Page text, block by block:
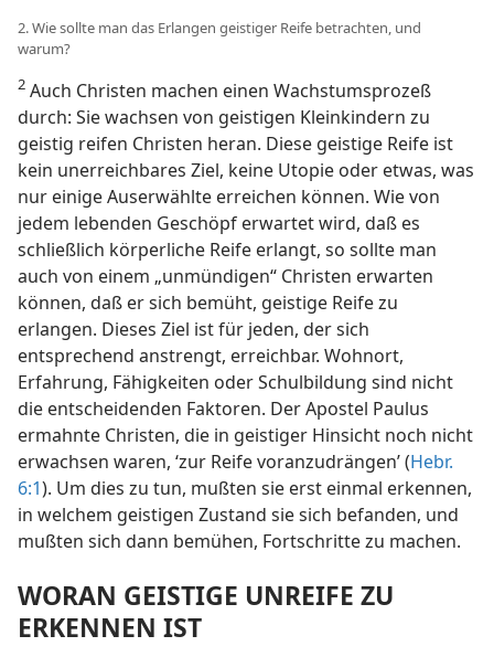
2. Wie sollte man das Erlangen geistiger Reife betrachten, und
warum?
2 Auch Christen machen einen Wachstumsprozeß
durch: Sie wachsen von geistigen Kleinkindern zu
geistig reifen Christen heran. Diese geistige Reife ist
kein unerreichbares Ziel, keine Utopie oder etwas, was
nur einige Auserwählte erreichen können. Wie von
jedem lebenden Geschöpf erwartet wird, daß es
schließlich körperliche Reife erlangt, so sollte man
auch von einem „unmündigen“ Christen erwarten
können, daß er sich bemüht, geistige Reife zu
erlangen. Dieses Ziel ist für jeden, der sich
entsprechend anstrengt, erreichbar. Wohnort,
Erfahrung, Fähigkeiten oder Schulbildung sind nicht
die entscheidenden Faktoren. Der Apostel Paulus
ermahnte Christen, die in geistiger Hinsicht noch nicht
erwachsen waren, ‘zur Reife voranzudrängen’ (Hebr.
6:1). Um dies zu tun, mußten sie erst einmal erkennen,
in welchem geistigen Zustand sie sich befanden, und
mußten sich dann bemühen, Fortschritte zu machen.
WORAN GEISTIGE UNREIFE ZU
ERKENNEN IST